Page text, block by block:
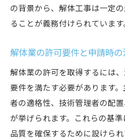
建設業許可がない場
解体業許可の具体的な申
解体工事許可申請で
整理
解体業許可取得のた
方法
解体工事業登録資格
の背景から、解体工事は一定
ることが義務付けられています
解体業の許可要件と申請時
解体業の許可を取得するには
要件を満たす必要があります
者の適格性、技術管理者の配
が挙げられます。これらの基
品質を確保するために設けられ